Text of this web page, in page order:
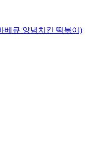
베큐 양념치킨 떡볶이)